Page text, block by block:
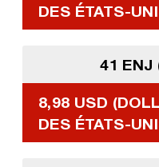
DES ÉTATS-
41 ENJ
8,98 USD
DES ÉTATS-